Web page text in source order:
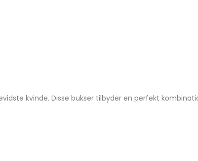
kvinde. Disse bukser tilbyder en perfekt